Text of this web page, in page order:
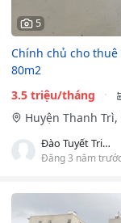
5
Chính chủ cho
80m2
3.5 triệu/tháng
Huyện Thanh Trì,
Đào Tuyết Trinh
Đăng 3 năm trước